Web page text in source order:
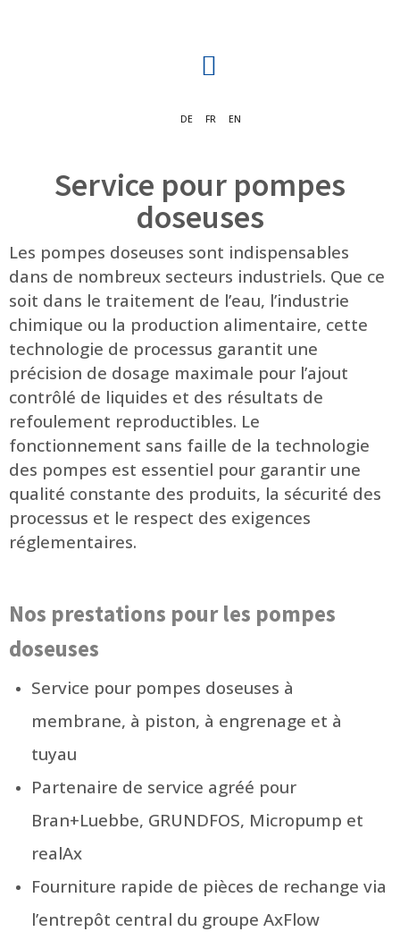
DE FR EN
Service pour pompes
doseuses
Les pompes doseuses sont indispensables
dans de nombreux secteurs industriels. Que ce
soit dans le traitement de l’eau, l’industrie
chimique ou la production alimentaire, cette
technologie de processus garantit une
précision de dosage maximale pour l’ajout
contrôlé de liquides et des résultats de
refoulement reproductibles. Le
fonctionnement sans faille de la technologie
des pompes est essentiel pour garantir une
qualité constante des produits, la sécurité des
processus et le respect des exigences
réglementaires.
Nos prestations pour les pompes
doseuses
Service pour pompes doseuses à
membrane, à piston, à engrenage et à
tuyau
Partenaire de service agréé pour
Bran+Luebbe, GRUNDFOS, Micropump et
realAx
Fourniture rapide de pièces de rechange via
l’entrepôt central du groupe AxFlow